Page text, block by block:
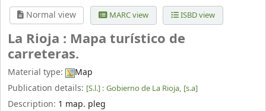
Normal view MARC view ISBD view
La Rioja : Mapa turístico de
carreteras.
Material type:
Map
Publication details: [S.l.] : Gobierno de La Rioja, [s.a]
Description: 1 map. pleg